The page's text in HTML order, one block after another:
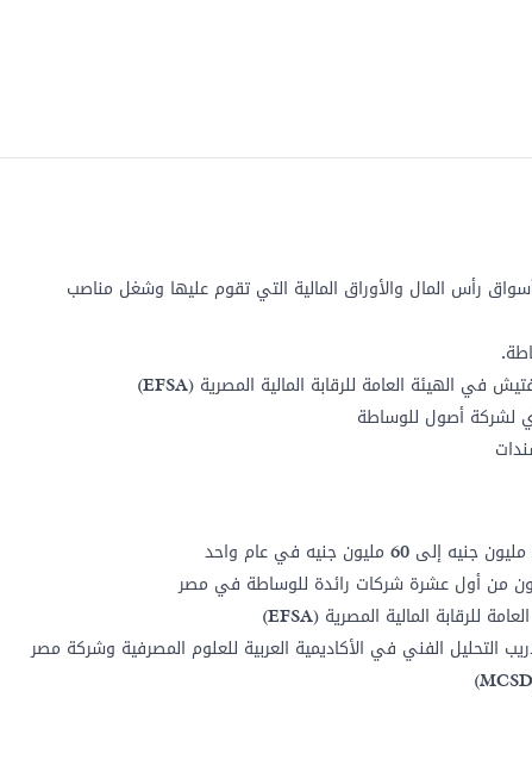
رأس المال والأوراق المالية التي تقوم عليها وشغل مناصب
.
في الهيئة العامة للرقابة المالية المصرية (EFSA)
لشركة أصول للوساطة
من أول عشرة شركات رائدة للوساطة في مصر
للرقابة المالية المصرية (EFSA)
التحليل الفني في الأكاديمية العربية للعلوم المصرفية وشركة مصر